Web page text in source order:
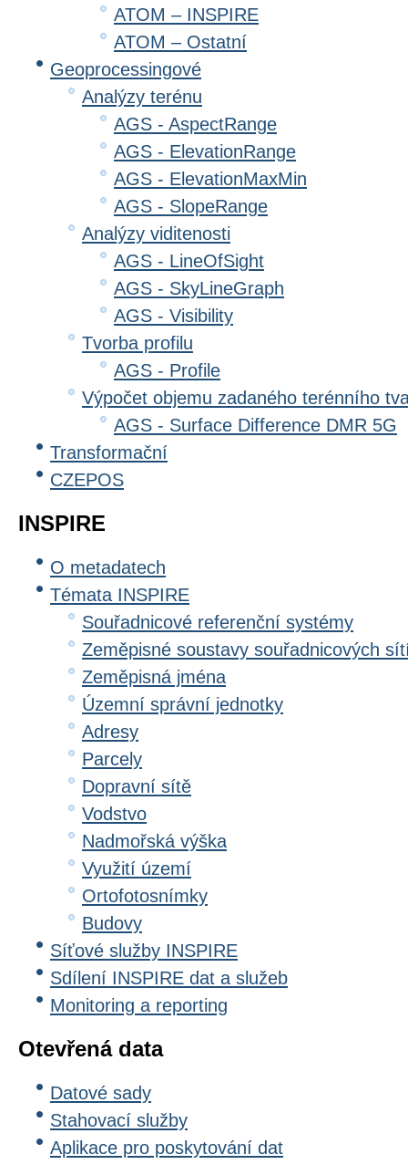
ATOM – INSPIRE
ATOM – Ostatní
Geoprocessingové
Analýzy terénu
AGS - AspectRange
AGS - ElevationRange
AGS - ElevationMaxMin
AGS - SlopeRange
Analýzy viditenosti
AGS - LineOfSight
AGS - SkyLineGraph
AGS - Visibility
Tvorba profilu
AGS - Profile
Výpočet objemu zadaného terénního
AGS - Surface Difference DMR 5G
Transformační
CZEPOS
INSPIRE
O metadatech
Témata INSPIRE
Souřadnicové referenční systémy
Zeměpisné soustavy souřadnicových
Zeměpisná jména
Územní správní jednotky
Adresy
Parcely
Dopravní sítě
Vodstvo
Nadmořská výška
Využití území
Ortofotosnímky
Budovy
Síťové služby INSPIRE
Sdílení INSPIRE dat a služeb
Monitoring a reporting
Otevřená data
Datové sady
Stahovací služby
Aplikace pro poskytování dat